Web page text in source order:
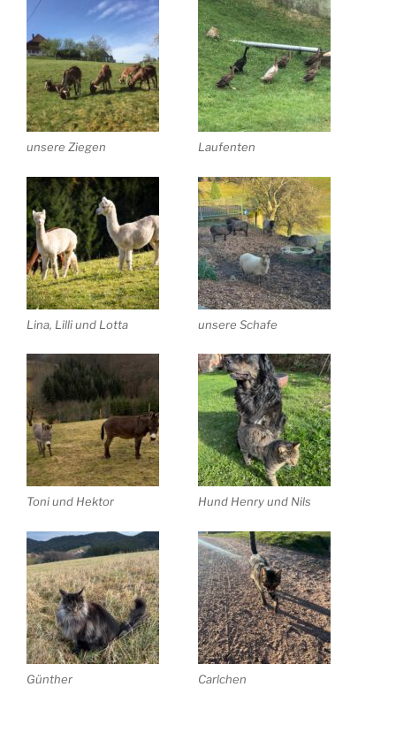
unsere Ziegen Laufenten
Lina, Lilli und Lotta unsere Schafe
Toni und Hektor Hund Henry und Nils
Günther Carlchen